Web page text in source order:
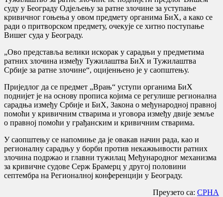
суду у Београду Одјељењу за ратне злочине за уступање
кривичног гоњења у овом предмету органима БиХ, а како се
ради о притворском предмету, очекује се хитно поступање
Вишег суда у Београду.
„Ово представља велики искорак у сарадњи у предметима
ратних злочина између Тужилаштва БиХ и Тужилаштва
Србије за ратне злочине“, оцијенњено је у саопштењу.
Приједлог да се предмет „Врањ“ уступи органима БиХ
поднијет је на основу прописа којима се регулише регионална
сарадња између Србије и БиХ, Закона о међународној правној
помоћи у кривичним стварима и уговора између двије земље
о правној помоћи у грађанским и кривичним стварима.
У саопштењу се напомиње да је овакав начин рада, као и
регионалну сарадњу у борби против некажњивости ратних
злочина подржао и главни тужилац Међународног механизма
за кривичне судове Серж Брамерц у другој половини
септембра на Регионалној конференцији у Београду.
Преузето са: СРНА